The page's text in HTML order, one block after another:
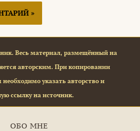
Весь материал, размещённый на
авторским. При копировании
указать авторство и
ссылку на источник.
ОБО МНЕ